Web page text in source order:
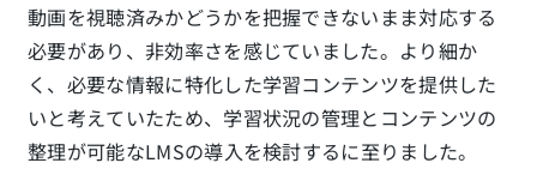
動画を視聴済みかどうかを把握できないまま対応する
必要があり、非効率さを感じていました。より細か
く、必要な情報に特化した学習コンテンツを提供した
いと考えていたため、学習状況の管理とコンテンツの
整理が可能なLMSの導入を検討するに至りました。